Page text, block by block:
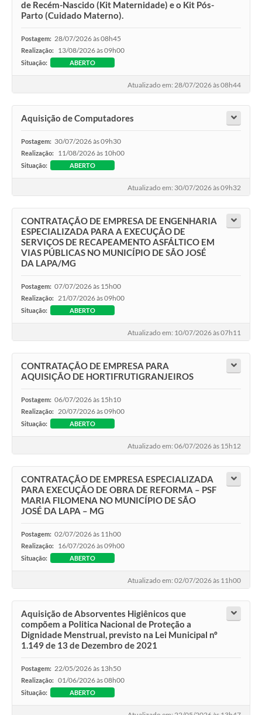
de Recém-Nascido (Kit Maternidade) e o Kit Pós-
Parto (Cuidado Materno).
Postagem: 28/07/2026 às 08h45
Realização: 13/08/2026 às 09h00
Situação: ABERTO
Atualizado em: 28/07/2026 às 08h44
Aquisição de Computadores
Postagem: 30/07/2026 às 09h30
Realização: 11/08/2026 às 10h00
Situação: ABERTO
Atualizado em: 30/07/2026 às 09h32
CONTRATAÇÃO DE EMPRESA DE ENGENHARIA
ESPECIALIZADA PARA A EXECUÇÃO DE
SERVIÇOS DE RECAPEAMENTO ASFÁLTICO EM
VIAS PÚBLICAS NO MUNICÍPIO DE SÃO JOSÉ
DA LAPA/MG
Postagem: 07/07/2026 às 15h00
Realização: 21/07/2026 às 09h00
Situação: ABERTO
Atualizado em: 10/07/2026 às 07h11
CONTRATAÇÃO DE EMPRESA PARA
AQUISIÇÃO DE HORTIFRUTIGRANJEIROS
Postagem: 06/07/2026 às 15h10
Realização: 20/07/2026 às 09h00
Situação: ABERTO
Atualizado em: 06/07/2026 às 15h12
CONTRATAÇÃO DE EMPRESA ESPECIALIZADA
PARA EXECUÇÃO DE OBRA DE REFORMA – PSF
MARIA FILOMENA NO MUNICÍPIO DE SÃO
JOSÉ DA LAPA – MG
Postagem: 02/07/2026 às 11h00
Realização: 16/07/2026 às 09h00
Situação: ABERTO
Atualizado em: 02/07/2026 às 11h00
Aquisição de Absorventes Higiênicos que
compõem a Politica Nacional de Proteção a
Dignidade Menstrual, previsto na Lei Municipal nº
1.149 de 13 de Dezembro de 2021
Postagem: 22/05/2026 às 13h50
Realização: 01/06/2026 às 08h00
Situação: ABERTO